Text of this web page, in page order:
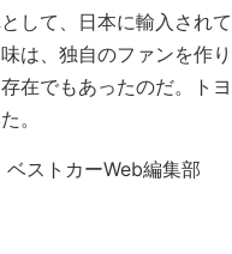
して、日本に輸入され
は、独自のファンを作
在でもあったのだ。ト
。
ストカーWeb編集部